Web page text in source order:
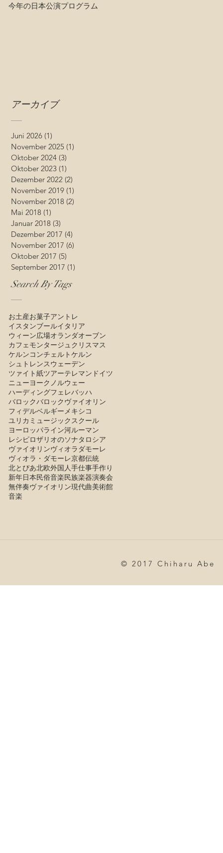
今年の日本公演プログラム
アーカイブ
Juni 2026 (1)
November 2025 (1)
Oktober 2024 (3)
Oktober 2023 (1)
Dezember 2022 (2)
November 2019 (1)
November 2018 (2)
Mai 2018 (1)
Januar 2018 (3)
Dezember 2017 (4)
November 2017 (6)
Oktober 2017 (5)
September 2017 (1)
Search By Tags
お土産お菓子アントレ
イスタンブールイタリア
ウィーン広場オランダオーブン
カフェモンタージュクリスマス
ケルンコンチェルトケルン
シュトレンスウェーデン
ツァイト紙ツアーテレマン ドイツ
ニューヨーク ノルウェー
ハーディングフェレバッハ
バロックバロックヴァイオリン
フィデルベルギーメキシコ
ユリカミュージックスクール
ヨーロッパライン河ルーマン
レシピロザリオのソナタ ロシア
ヴァイオリンヴィオラダモーレ
ヴィオラ・ダモーレ京都伝統
北とぴあ北欧外国人手仕事手作り
新年日本民俗音楽民族楽器演奏会
無伴奏ヴァイオリン現代曲美術館
音楽
© 2017 Chiharu Abe